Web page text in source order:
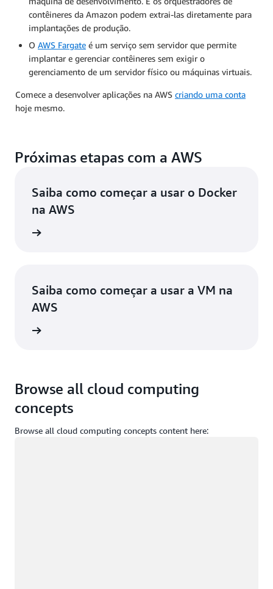
contêineres da Amazon podem extrai-las diretamente para
implantações de produção.
O AWS Fargate é um serviço sem servidor que permite
implantar e gerenciar contêineres sem exigir o
gerenciamento de um servidor físico ou máquinas virtuais.
Comece a desenvolver aplicações na AWS criando uma conta
hoje mesmo.
Próximas etapas com a AWS
Saiba como começar a usar o Docker
na AWS
Saiba como começar a usar a VM na
AWS
Browse all cloud computing
concepts
Browse all cloud computing concepts content here: